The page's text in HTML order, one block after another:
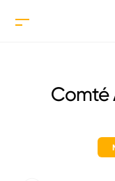
Comté